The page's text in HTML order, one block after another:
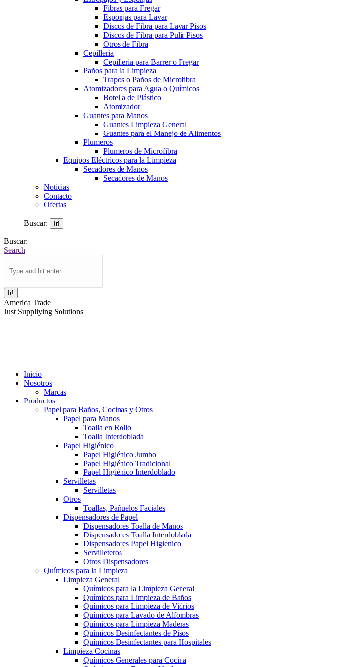
Fibras para Fregar
Esponjas para Lavar
Discos de Fibra para Lavar Pisos
Discos de Fibra para Pulir Pisos
Otros de Fibra
Cepilleria
Cepilleria para Barrer o Fregar
Paños para la Limpieza
Trapos o Paños de Microfibra
Atomizadores para Agua o Químicos
Botella de Plástico
Atomizador
Guantes para Manos
Guantes Limpieza General
Guantes para el Manejo de Alimentos
Plumeros
Plumeros de Microfibra
Equipos Eléctricos para la Limpieza
Secadores de Manos
Secadores de Manos
Noticias
Contacto
Ofertas
Buscar:
Buscar:
Search
America Trade
Just Suppliying Solutions
Inicio
Nosotros
Marcas
Productos
Papel para Baños, Cocinas y Otros
Papel para Manos
Toalla en Rollo
Toalla Interdoblada
Papel Higiénico
Papel Higiénico Jumbo
Papel Higiénico Tradicional
Papel Higiénico Interdoblado
Servilletas
Servilletas
Otros
Toallas, Pañuelos Faciales
Dispensadores de Papel
Dispensadores Toalla de Manos
Dispensadores Toalla Interdoblada
Dispensadores Papel Higienico
Servilleteros
Otros Dispensadores
Químicos para la Limpieza
Limpieza General
Químicos para la Limpieza General
Químicos para Limpieza de Baños
Químicos para Limpieza de Vidrios
Químicos para Lavado de Alfombras
Químicos para Limpieza Maderas
Químicos Desinfectantes de Pisos
Químicos Desinfectantes para Hospitales
Limpieza Cocinas
Químicos Generales para Cocina